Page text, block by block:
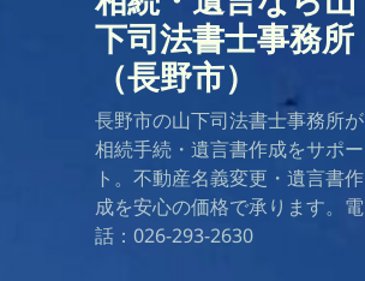
下司法書士事務所
（長野市）
長野市の山下司法書士事務所が
相続手続・遺言書作成をサポー
ト。不動産名義変更・遺言書作
成を安心の価格で承ります。電
話：026-293-2630